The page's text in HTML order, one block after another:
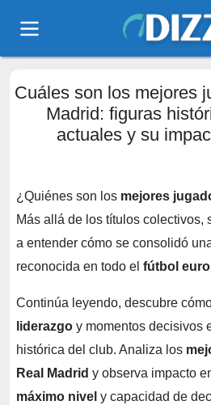
Cuáles son los mejores
Madrid: figuras
actuales y su
¿Quiénes son los mejores
Más allá de los títulos colectivos,
a entender cómo se consolidó
reconocida en todo el fútbol
Continúa leyendo, descubre
liderazgo y momentos decisivos
histórica del club. Analiza los
Real Madrid y observa impacto
máximo nivel y capacidad de